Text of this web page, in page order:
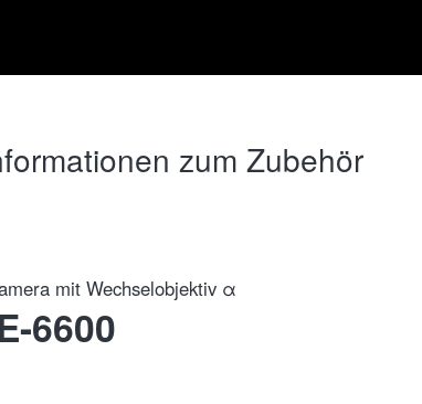
zum Zubehör
mit Wechselobjektiv α
6600